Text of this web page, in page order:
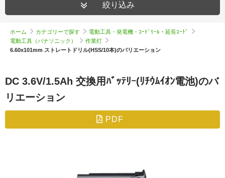
絞り込み
ホーム カテゴリーで探す
電動工具・発電機・ｺｰﾄﾞﾘｰﾙ・延長ｺｰﾄﾞ
電動工具（パナソニック）
作業灯
6.60x101mm ストレートドリル(HSS/10本)のバリエーション
DC 3.6V/1.5Ah 交換用ﾊﾞｯﾃﾘｰ(ﾘﾁｳﾑｲｵﾝ電池)のバ
リエーション
PDF